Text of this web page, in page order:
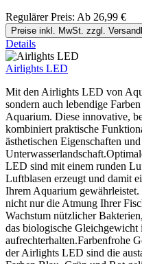
Regulärer Preis: Ab 26,99 €
Preise inkl. MwSt. zzgl.
Details
Airlights LED
Mit den Airlights LED von
sondern auch lebendige
Aquarium. Diese innovative,
kombiniert praktische
ästhetischen Eigenschaften
LED sind mit einem runden
Luftblasen erzeugt und damit
Ihrem Aquarium
nicht nur die Atmung Ihrer
Wachstum nützlicher
das biologische
aufrechterhalten.Farbenfrohe
der Airlights LED sind die